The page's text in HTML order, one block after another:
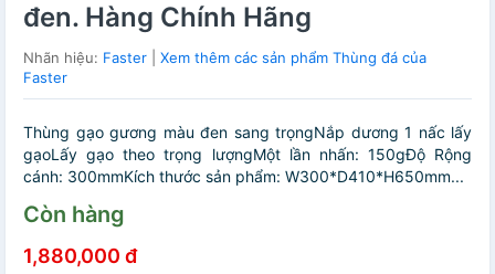
đen. Hàng Chính Hãng
Nhãn hiệu: Faster
Xem thêm các sản phẩm Thùng đá của
Faster
Thùng gạo gương màu đen sang trọngNắp dương 1 nấc lấy
gạoLấy gạo theo trọng lượngMột lần nhấn: 150gĐộ Rộng
cánh: 300mmKích thước sản phẩm: W300*D410*H650mm...
Còn hàng
1,880,000 đ